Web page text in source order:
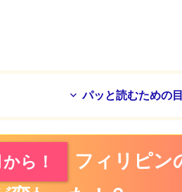
パッと読むための
ら！
フィリピン